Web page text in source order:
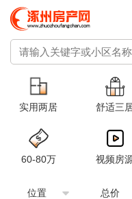
实用两居 舒适三
60-80万 视频房
位置 总价